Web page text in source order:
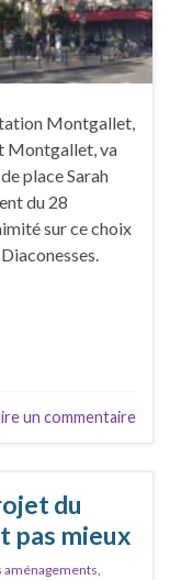
Montgallet,
Montgallet, va
place Sarah
du 28
sur ce choix
un commentaire
du
pas mieux
aménagements,